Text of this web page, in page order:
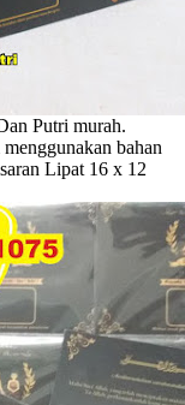
Putri murah.
bahan
Lipat 16 x 12